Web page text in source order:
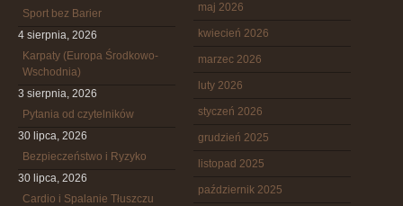
Sport bez Barier
4 sierpnia, 2026
Karpaty (Europa Środkowo-
Wschodnia)
3 sierpnia, 2026
Pytania od czytelników
30 lipca, 2026
Bezpieczeństwo i Ryzyko
30 lipca, 2026
Cardio i Spalanie Tłuszczu
maj 2026
kwiecień 2026
marzec 2026
luty 2026
styczeń 2026
grudzień 2025
listopad 2025
październik 2025